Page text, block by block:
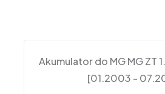
Akumulator do MG MG ZT
[01.2003 -